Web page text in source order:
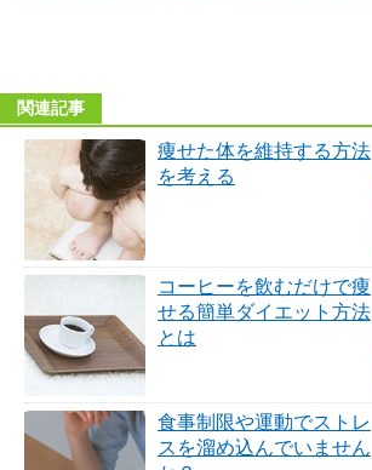
関連記事
痩せた体を維持する方法
を考える
コーヒーを飲むだけで痩
せる簡単ダイエット方法
とは
食事制限や運動でストレ
スを溜め込んでいません